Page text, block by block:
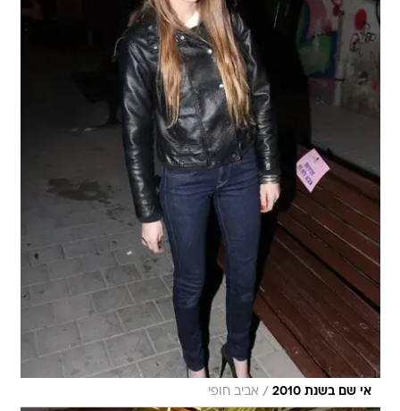
אי שם בשנת 2010 / אביב חופי